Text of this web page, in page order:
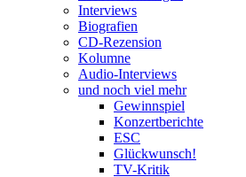
Interviews
Biografien
CD-Rezension
Kolumne
Audio-Interviews
und noch viel mehr
Gewinnspiel
Konzertberichte
ESC
Glückwunsch!
TV-Kritik